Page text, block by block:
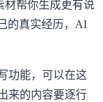
材帮你生成更有说
的真实经历，AI
功能，可以在这
来的内容要逐行